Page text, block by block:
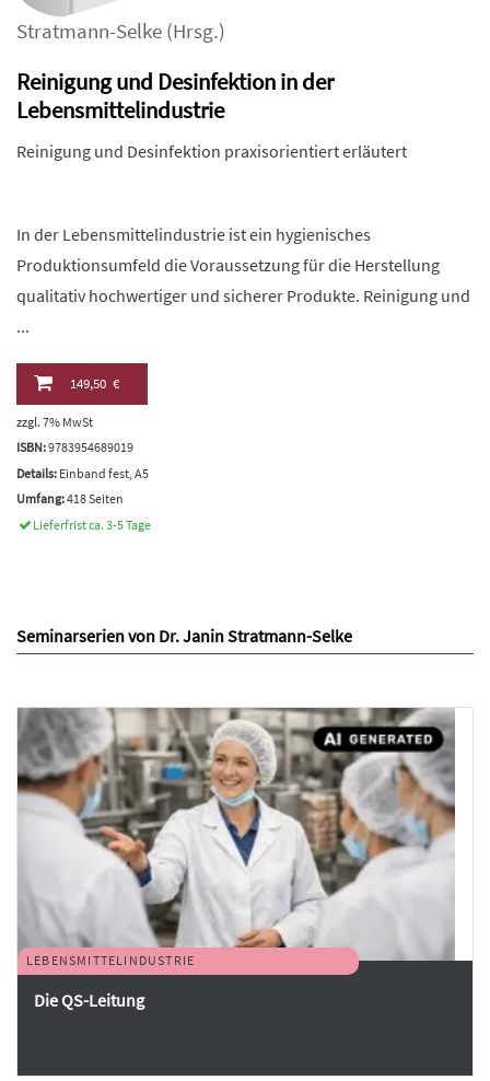
Stratmann-Selke (Hrsg.)
Reinigung und Desinfektion in der
Lebensmittelindustrie
Reinigung und Desinfektion praxisorientiert erläutert
In der Lebensmittelindustrie ist ein hygienisches
Produktionsumfeld die Voraussetzung für die Herstellung
qualitativ hochwertiger und sicherer Produkte. Reinigung und
...
149,50 €
zzgl. 7% MwSt
ISBN:9783954689019
Details: Einband fest, A5
Umfang:418 Seiten
Lieferfrist ca. 3-5 Tage
Seminarserien von Dr. Janin Stratmann-Selke
LEBENSMITTELINDUSTRIE
Die QS-Leitung